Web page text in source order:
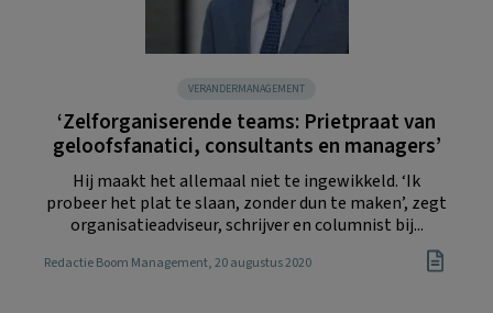
VERANDERMANAGEMENT
‘Zelforganiserende teams: Prietpraat van
geloofsfanatici, consultants en managers’
Hij maakt het allemaal niet te ingewikkeld. ‘Ik
probeer het plat te slaan, zonder dun te maken’, zegt
organisatieadviseur, schrijver en columnist bij...
Redactie Boom Management, 20 augustus 2020